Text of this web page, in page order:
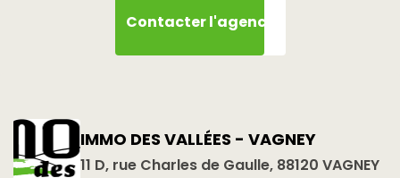
Contacter l'agence
IMMO DES VALLÉES - VAGNEY
11 D, rue Charles de Gaulle, 88120 VAGNEY